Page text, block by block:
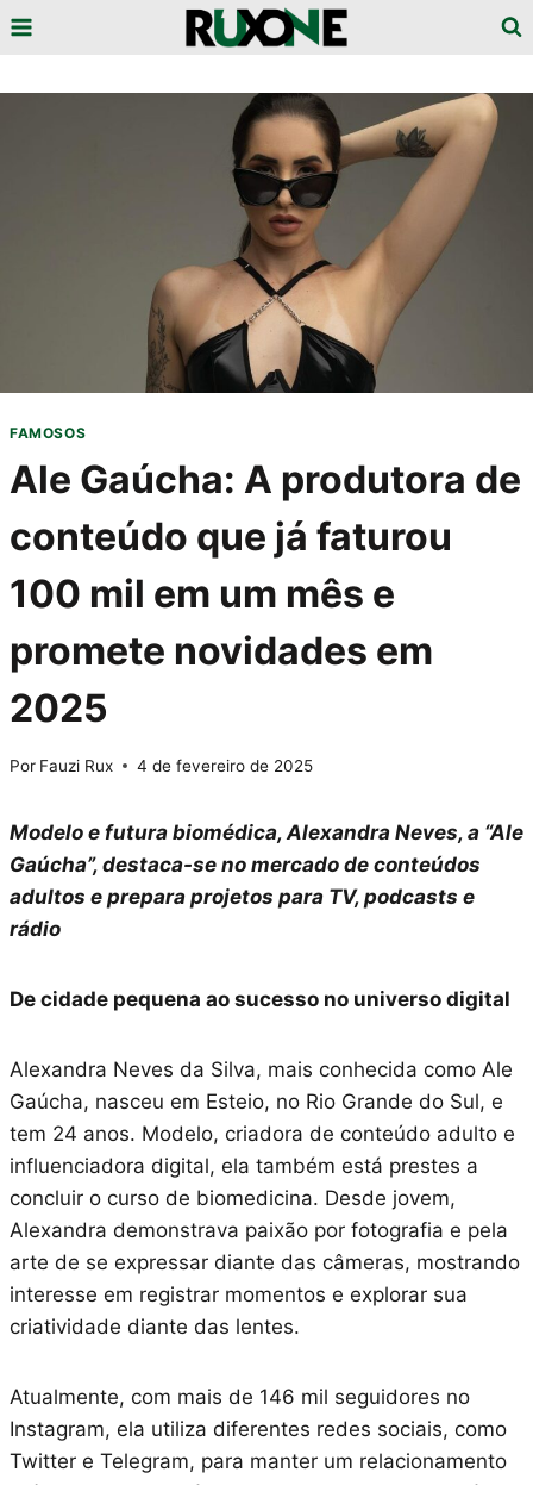
Pular
FAMOSOS
Ale Gaúcha: A produtora de
conteúdo que já faturou
100 mil em um mês e
promete novidades em
2025
Por Fauzi Rux 4 de fevereiro de 2025
Modelo e futura biomédica, Alexandra Neves, a “Ale
Gaúcha”, destaca-se no mercado de conteúdos
adultos e prepara projetos para TV, podcasts e
rádio
De cidade pequena ao sucesso no universo digital
Alexandra Neves da Silva, mais conhecida como Ale
Gaúcha, nasceu em Esteio, no Rio Grande do Sul, e
tem 24 anos. Modelo, criadora de conteúdo adulto e
influenciadora digital, ela também está prestes a
concluir o curso de biomedicina. Desde jovem,
Alexandra demonstrava paixão por fotografia e pela
arte de se expressar diante das câmeras, mostrando
interesse em registrar momentos e explorar sua
criatividade diante das lentes.
Atualmente, com mais de 146 mil seguidores no
Instagram, ela utiliza diferentes redes sociais, como
Twitter e Telegram, para manter um relacionamento